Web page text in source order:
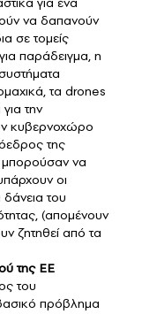
να δαπανούν
σε τομείς
παράδειγμα, η
τα drones
την
κυβερνοχώρο
της
μπορούσαν να
οι
του
(απομένουν
ζητηθεί από τα
της ΕΕ
του
πρόβλημα